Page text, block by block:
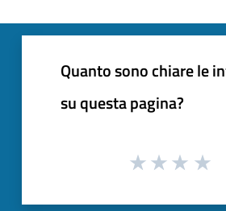
Quanto sono chiare le
su questa pagina?